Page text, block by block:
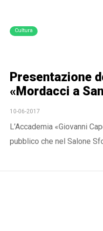
Cultura
Presentazione
«Mordacci a
10-06-2017
L’Accademia «Giovanni
pubblico che nel Salone